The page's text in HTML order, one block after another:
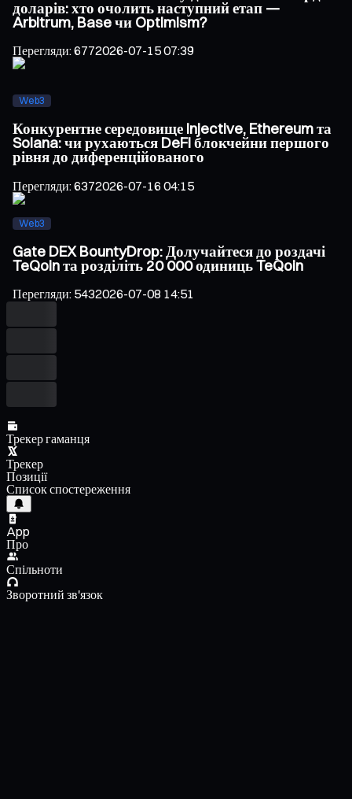
доларів: хто очолить наступний етап —
Arbitrum, Base чи Optimism?
Перегляди:6772026-07-15 07:39
Web3
Конкурентне середовище Injective, Ethereum та
Solana: чи рухаються DeFi блокчейни першого
рівня до диференційованого
Перегляди:6372026-07-16 04:15
Web3
Gate DEX BountyDrop: Долучайтеся до роздачі
TeQoin та розділіть 20 000 одиниць TeQoin
Перегляди: 5432026-07-08 14:51
Трекер гаманця
Трекер
Позиції
Список спостереження
App
Про
Спільноти
Зворотний зв'язок